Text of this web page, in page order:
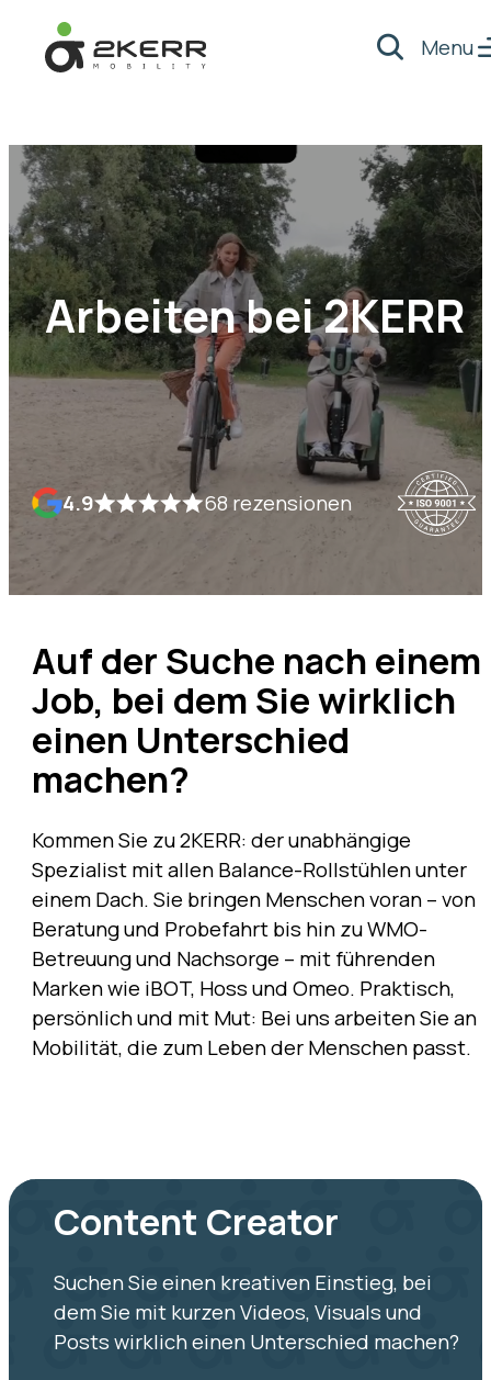
Suche
Menu
Arbeiten bei 2KERR
4.9 68 rezensionen
Auf der Suche nach einem
Job, bei dem Sie wirklich
einen Unterschied
machen?
Kommen Sie zu 2KERR: der unabhängige
Spezialist mit allen Balance-Rollstühlen unter
einem Dach. Sie bringen Menschen voran – von
Beratung und Probefahrt bis hin zu WMO-
Betreuung und Nachsorge – mit führenden
Marken wie iBOT, Hoss und Omeo. Praktisch,
persönlich und mit Mut: Bei uns arbeiten Sie an
Mobilität, die zum Leben der Menschen passt.
Content Creator
Suchen Sie einen kreativen Einstieg, bei
dem Sie mit kurzen Videos, Visuals und
Posts wirklich einen Unterschied machen?